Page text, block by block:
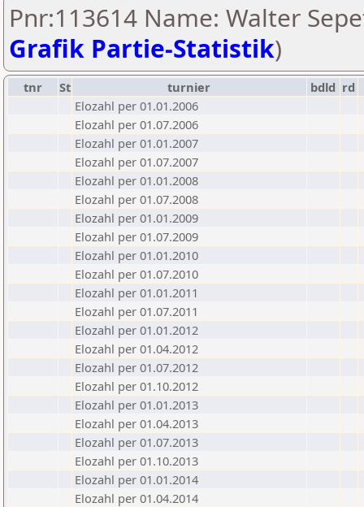
Pnr:113614 Name: Walter
Grafik Partie-Statistik)
tnr St turnier bdld rd
Elozahl per 01.01.2006
Elozahl per 01.07.2006
Elozahl per 01.01.2007
Elozahl per 01.07.2007
Elozahl per 01.01.2008
Elozahl per 01.07.2008
Elozahl per 01.01.2009
Elozahl per 01.07.2009
Elozahl per 01.01.2010
Elozahl per 01.07.2010
Elozahl per 01.01.2011
Elozahl per 01.07.2011
Elozahl per 01.01.2012
Elozahl per 01.04.2012
Elozahl per 01.07.2012
Elozahl per 01.10.2012
Elozahl per 01.01.2013
Elozahl per 01.04.2013
Elozahl per 01.07.2013
Elozahl per 01.10.2013
Elozahl per 01.01.2014
Elozahl per 01.04.2014